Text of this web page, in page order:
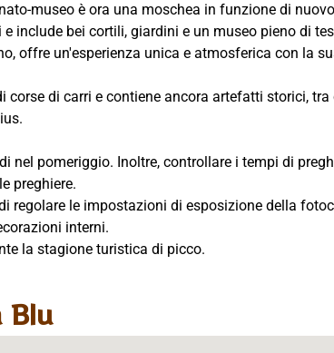
museo è ora una moschea in funzione di
include bei cortili, giardini e un museo pieno di
offre un'esperienza unica e atmosferica con la
di carri e contiene ancora artefatti storici, tra
nel pomeriggio. Inoltre, controllare i tempi di
preghiere.
regolare le impostazioni di esposizione della
interni.
la stagione turistica di picco.
Blu